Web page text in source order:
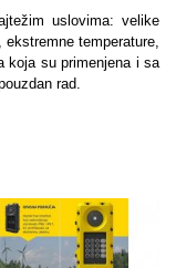
uslovima: velike
temperature,
koja su primenjena i sa
rad.